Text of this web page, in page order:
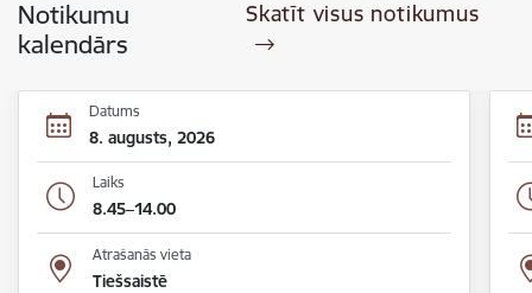
Notikumu
kalendārs
Skatīt visus notikumus
Datums
8. augusts, 2026
Laiks
8.45–14.00
Atrašanās vieta
Tiešsaistē